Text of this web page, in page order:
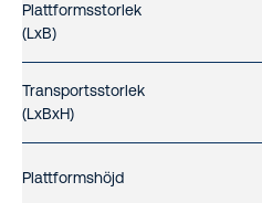
Plattformsstorlek
(LxB)
Transportsstorlek
(LxBxH)
Plattformshöjd